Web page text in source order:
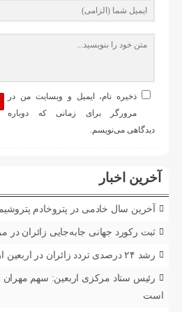
ذخیره نام، ایمیل و وبسایت من در
مرورگر برای زمانی که دوباره
دیدگاهی می‌نویسم.
آخرین اخبار
آخرین سال خادمی در پتروخادم
ثبت رکورد جهانی جابه‌جایی زائران در
رشد ۲۴ درصدی تردد زائران در اربعین از مرز مهران
است